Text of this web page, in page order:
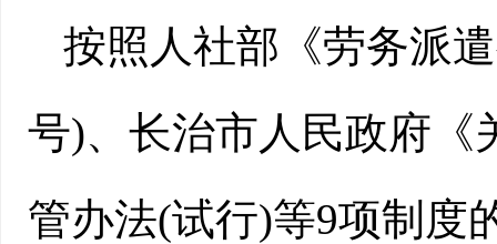
按照人社部《劳务派
号)、长治市人民政府《
管办法(试行)等9项制度